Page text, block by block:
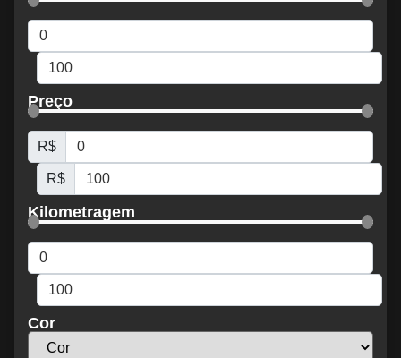
Preço
R$
R$
Kilometragem
Cor